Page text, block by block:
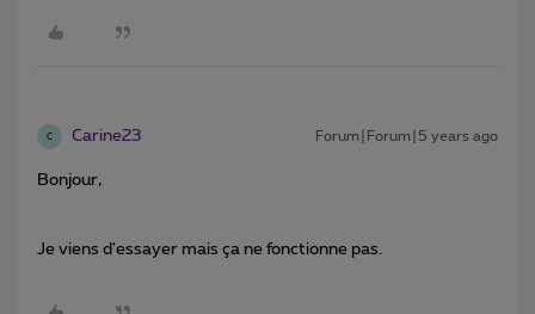
C Carine23 Forum|Forum|5 years ago
Bonjour,
Je viens d'essayer mais ça ne fonctionne pas.